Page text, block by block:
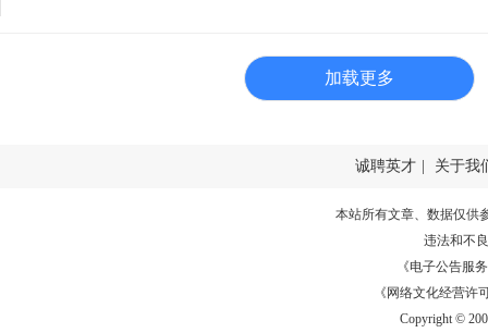
加载更多
诚聘英才 关于我
本站所有文章、数据仅供
违法和不
《电子公告服务
《网络文化经营许
Copyright ©